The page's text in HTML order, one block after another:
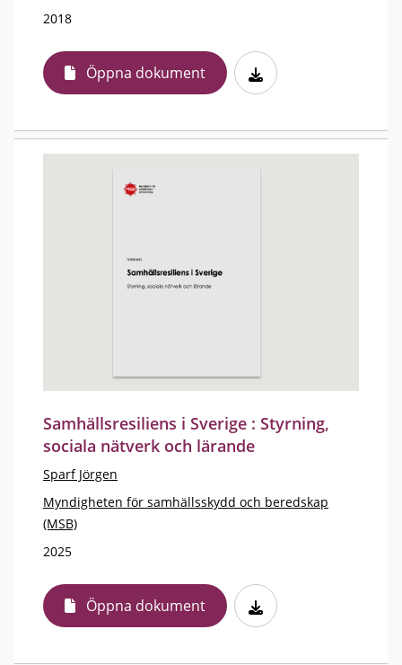
2018
Öppna dokument
Samhällsresiliens i Sverige : Styrning,
sociala nätverk och lärande
Sparf Jörgen
Myndigheten för samhällsskydd och beredskap
(MSB)
2025
Öppna dokument